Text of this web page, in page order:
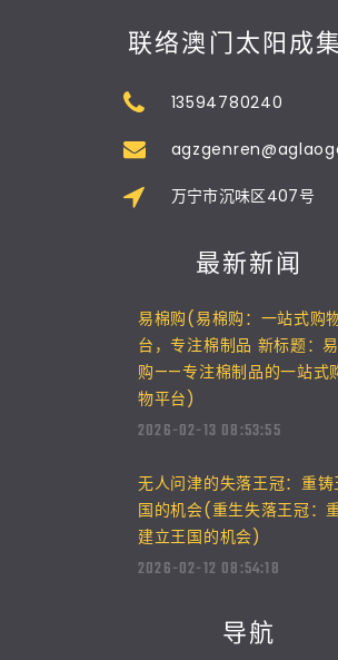
联络澳门太阳成
13594780240
万宁市沉味区407号
最新新闻
易棉购(易棉购：一站式购
台，专注棉制品 新标题：
购——专注棉制品的一站式
物平台)
2026-02-13 08:53:55
无人问津的失落王冠：重铸
国的机会(重生失落王冠：
建立王国的机会)
2026-02-12 08:54:18
导航